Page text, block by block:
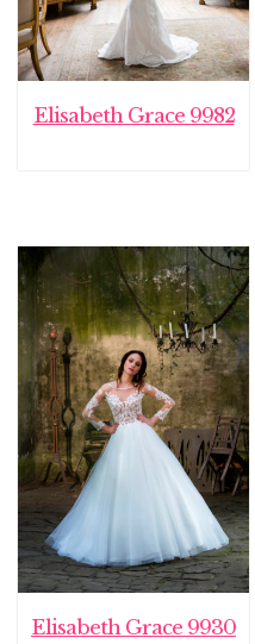
Elisabeth Grace 9982
Elisabeth Grace 9930